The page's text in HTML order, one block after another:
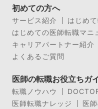
初めての方へ
サービス紹介
はじめ
はじめての医師転職マニ
キャリアパートナー紹介
よくあるご質問
医師の転職お役立ちガ
転職ノウハウ
医師転職ナレッジ
医